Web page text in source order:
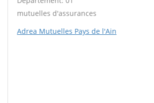
mutuelles d'assurances
Adrea Mutuelles Pays de l'Ain